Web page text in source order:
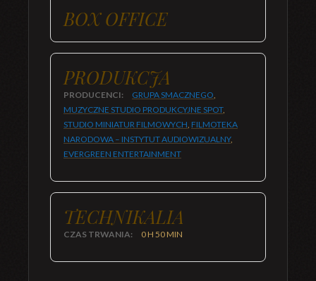
BOX OFFICE
PRODUKCJA
PRODUCENCI: GRUPA SMACZNEGO,
MUZYCZNE STUDIO PRODUKCYJNE SPOT,
STUDIO MINIATUR FILMOWYCH, FILMOTEKA
NARODOWA – INSTYTUT AUDIOWIZUALNY,
EVERGREEN ENTERTAINMENT
TECHNIKALIA
CZAS TRWANIA: 0 H 50 MIN